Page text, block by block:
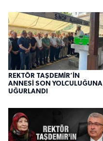
REKTÖR TAŞDEMİR’İN
ANNESİ SON YOLCULUĞUNA
UĞURLANDI